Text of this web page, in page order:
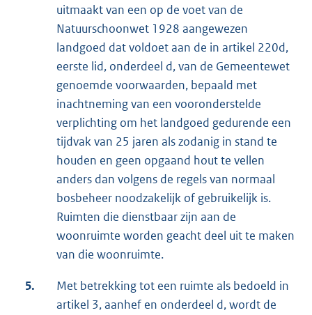
uitmaakt van een op de voet van de
Natuurschoonwet 1928 aangewezen
landgoed dat voldoet aan de in artikel 220d,
eerste lid, onderdeel d, van de Gemeentewet
genoemde voorwaarden, bepaald met
inachtneming van een vooronderstelde
verplichting om het landgoed gedurende een
tijdvak van 25 jaren als zodanig in stand te
houden en geen opgaand hout te vellen
anders dan volgens de regels van normaal
bosbeheer noodzakelijk of gebruikelijk is.
Ruimten die dienstbaar zijn aan de
woonruimte worden geacht deel uit te maken
van die woonruimte.
5.
Met betrekking tot een ruimte als bedoeld in
artikel 3, aanhef en onderdeel d, wordt de